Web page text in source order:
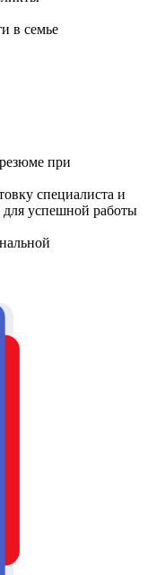
в семье
при
специалиста и
успешной работы